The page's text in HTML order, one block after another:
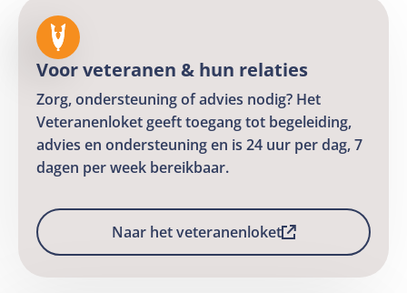
te
zoeken
Voor veteranen & hun relaties
Zorg, ondersteuning of advies nodig? Het
Veteranenloket geeft toegang tot begeleiding,
advies en ondersteuning en is 24 uur per dag, 7
dagen per week bereikbaar.
Naar het veteranenloket
Naar